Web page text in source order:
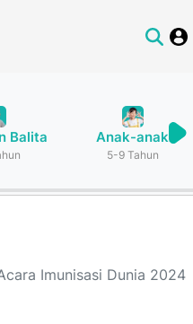
Balita Anak-anak
5-9 Tahun
Imunisasi Dunia 2024